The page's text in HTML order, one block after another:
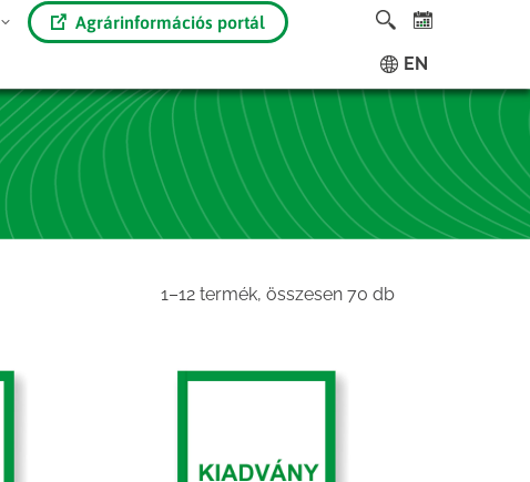
Agrárinformációs portál
EN
1–12 termék, összesen 70 dbSorted